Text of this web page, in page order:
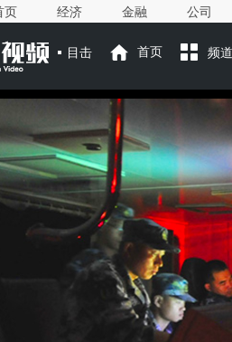
页 经济 金融 公司
目击 首页 频道